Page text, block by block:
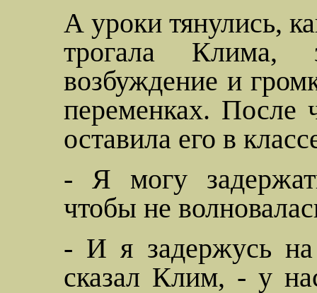
А уроки тянулись,
трогала Клима,
возбуждение и
переменках. После
оставила его в
- Я могу
чтобы не
- И я задержусь
сказал Клим, - у